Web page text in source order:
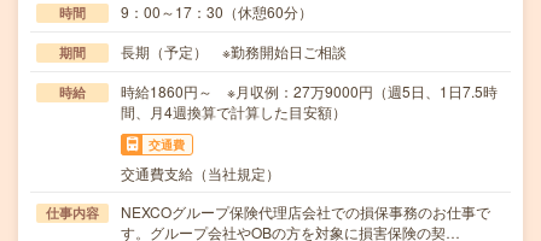
時間 9：00～17：30（休憩60分）
期間 長期（予定） ※勤務開始日ご相談
時給
時給1860円～ ※月収例：27万9000円（週5日、1日7.5時
間、月4週換算で計算した目安額）
交通費
交通費支給（当社規定）
仕事内容
NEXCOグループ保険代理店会社での損保事務のお仕事で
す。グループ会社やOBの方を対象に損害保険の契…